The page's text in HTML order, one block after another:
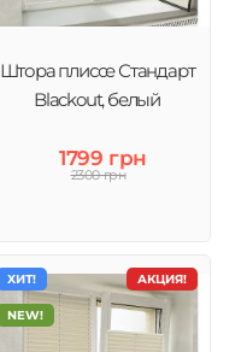
Штора плиссе Стандарт
Blackout, белый
1799 грн
2300 грн
АКЦИЯ!
ХИТ!
NEW!